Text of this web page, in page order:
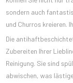
sondern auch
und Churros kreieren.
Die
Zubereiten Ihrer
Reinigung. Sie sind
abwischen, was